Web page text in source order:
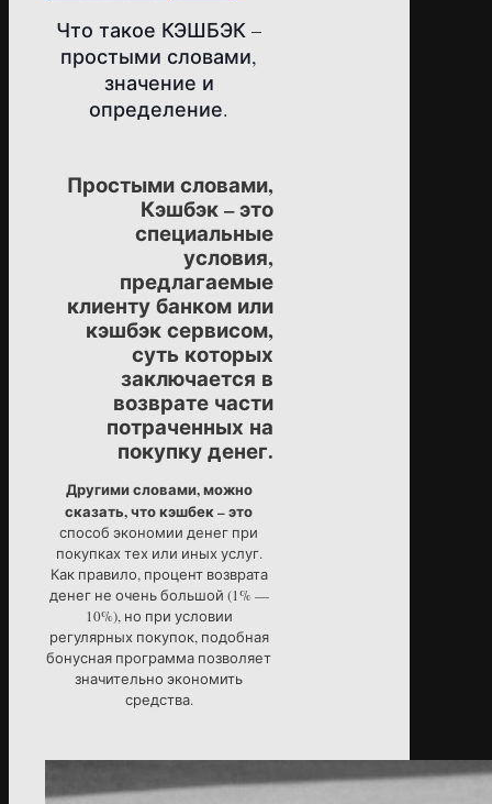
Что такое КЭШБЭК –
простыми словами,
значение и
определение.
Простыми словами,
Кэшбэк – это
специальные
условия,
предлагаемые
клиенту банком или
кэшбэк сервисом,
суть которых
заключается в
возврате части
потраченных на
покупку денег.
Другими словами, можно
сказать, что кэшбек – это
способ экономии денег при
покупках тех или иных услуг.
Как правило, процент возврата
денег не очень большой (1% —
10%), но при условии
регулярных покупок, подобная
бонусная программа позволяет
значительно экономить
средства.